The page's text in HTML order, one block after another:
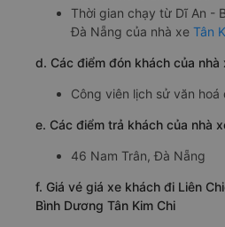
Thời gian chạy từ Dĩ An -
Đà Nẵng của nhà xe Tân
d. Các điểm đón khách của nhà
Công viên lịch sử văn hoá
e. Các điểm trả khách của nhà
46 Nam Trân, Đà Nẵng
f. Giá vé giá xe khách đi Liên
Bình Dương Tân Kim Chi